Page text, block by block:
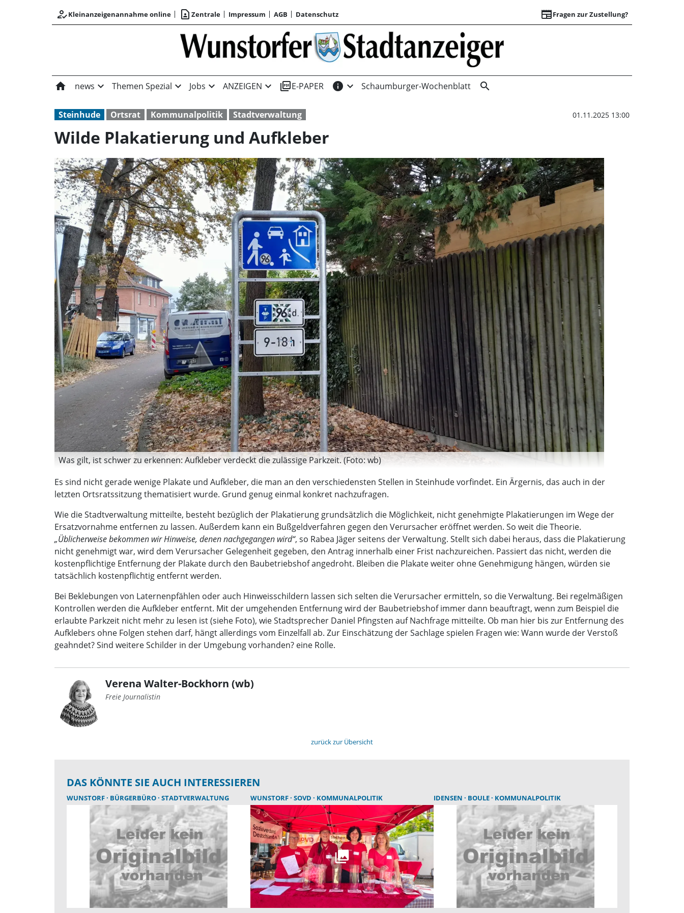
how_to_regKleinanzeigenannahme online contact_page Zentrale Impressum AGB Datenschutz newspaperFragen zur Zustellung?
Wilde
home news expand_more Themen Spezial expand_more Jobs expand_more ANZEIGEN expand_more picture_as_pdfE-PAPER info expand_more Schaumburger-Wochenblatt search
Steinhude Ortsrat Kommunalpolitik Stadtverwaltung 01.11.2025 13:00
Wilde Plakatierung und Aufkleber
Was gilt, ist schwer zu erkennen: Aufkleber verdeckt die zulässige Parkzeit. (Foto: wb)
Es sind nicht gerade wenige Plakate und Aufkleber, die man an den verschiedensten Stellen in Steinhude vorfindet. Ein Ärgernis, das auch in der
letzten Ortsratssitzung thematisiert wurde. Grund genug einmal konkret nachzufragen.
Wie die Stadtverwaltung mitteilte, besteht bezüglich der Plakatierung grundsätzlich die Möglichkeit, nicht genehmigte Plakatierungen im Wege der
Ersatzvornahme entfernen zu lassen. Außerdem kann ein Bußgeldverfahren gegen den Verursacher eröffnet werden. So weit die Theorie.
„Üblicherweise bekommen wir Hinweise, denen nachgegangen wird“, so Rabea Jäger seitens der Verwaltung. Stellt sich dabei heraus, dass die Plakatierung
nicht genehmigt war, wird dem Verursacher Gelegenheit gegeben, den Antrag innerhalb einer Frist nachzureichen. Passiert das nicht, werden die
kostenpflichtige Entfernung der Plakate durch den Baubetriebshof angedroht. Bleiben die Plakate weiter ohne Genehmigung hängen, würden sie
tatsächlich kostenpflichtig entfernt werden.
Bei Beklebungen von Laternenpfählen oder auch Hinweisschildern lassen sich selten die Verursacher ermitteln, so die Verwaltung. Bei regelmäßigen
Kontrollen werden die Aufkleber entfernt. Mit der umgehenden Entfernung wird der Baubetriebshof immer dann beauftragt, wenn zum Beispiel die
erlaubte Parkzeit nicht mehr zu lesen ist (siehe Foto), wie Stadtsprecher Daniel Pfingsten auf Nachfrage mitteilte. Ob man hier bis zur Entfernung des
Aufklebers ohne Folgen stehen darf, hängt allerdings vom Einzelfall ab. Zur Einschätzung der Sachlage spielen Fragen wie: Wann wurde der Verstoß
geahndet? Sind weitere Schilder in der Umgebung vorhanden? eine Rolle.
Verena Walter-Bockhorn (wb)
Freie Journalistin
zurück zur Übersicht
DAS KÖNNTE SIE AUCH INTERESSIEREN
WUNSTORF BÜRGERBÜRO STADTVERWALTUNG WUNSTORF SOVD KOMMUNALPOLITIK IDENSEN BOULE KOMMUNALPOLITIK